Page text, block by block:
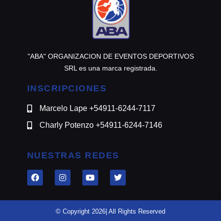
"ABA" ORGANIZACION DE EVENTOS DEPORTIVOS
SRL es una marca registrada.
INSCRIPCIONES
Marcelo Lape +54911-6244-7117
Charly Potenzo +54911-6244-7146
NUESTRAS REDES
© Copyright 2026| All Rights Reserved